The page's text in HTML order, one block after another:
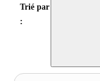
Trié par
: